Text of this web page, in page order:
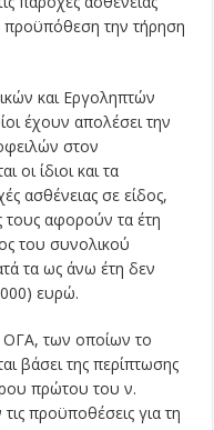
προϋπόθεση την τήρηση
και Εργοληπτών
έχουν απολέσει την
στον
οι ίδιοι και τα
ασθένειας σε είδος,
τους αφορούν τα έτη
του συνολικού
τα ως άνω έτη δεν
ευρώ.
ΟΓΑ, των οποίων το
βάσει της περίπτωσης
πρώτου του ν.
προϋποθέσεις για τη